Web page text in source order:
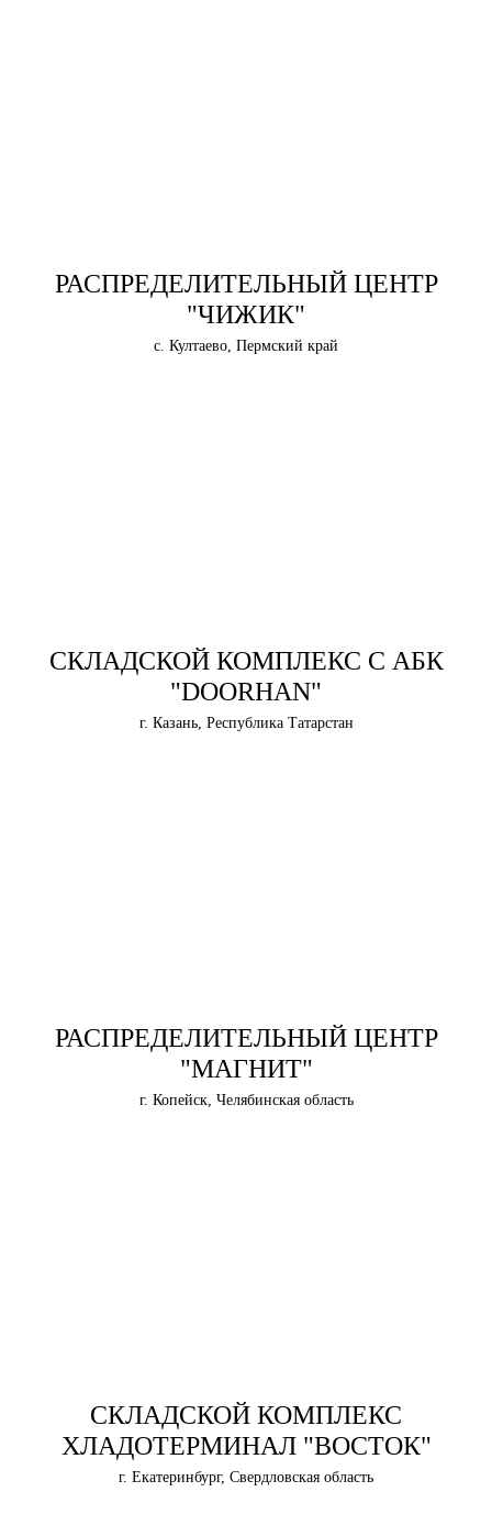
РАСПРЕДЕЛИТЕЛЬНЫЙ ЦЕНТР
"ЧИЖИК"
с. Култаево, Пермский край
СКЛАДСКОЙ КОМПЛЕКС С АБК
"DOORHAN"
г. Казань, Республика Татарстан
РАСПРЕДЕЛИТЕЛЬНЫЙ ЦЕНТР
"МАГНИТ"
г. Копейск, Челябинская область
СКЛАДСКОЙ КОМПЛЕКС
ХЛАДОТЕРМИНАЛ "ВОСТОК"
г. Екатеринбург, Свердловская область